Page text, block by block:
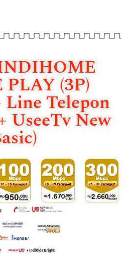
(3P)
Telepon
UseeTv New